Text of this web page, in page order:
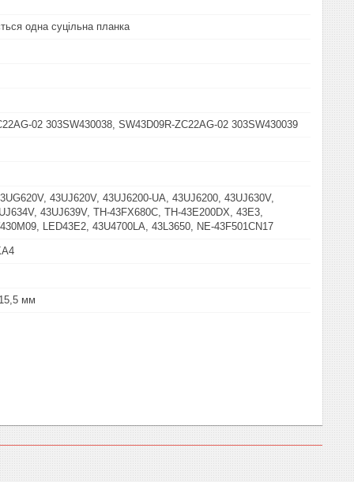
одна суцільна планка
02 303SW430038, SW43D09R-ZC22AG-02 303SW430039
43UJ620V, 43UJ6200-UA, 43UJ6200, 43UJ630V,
43UJ639V, TH-43FX680C, TH-43E200DX, 43E3,
LED43E2, 43U4700LA, 43L3650, NE-43F501CN17
мм